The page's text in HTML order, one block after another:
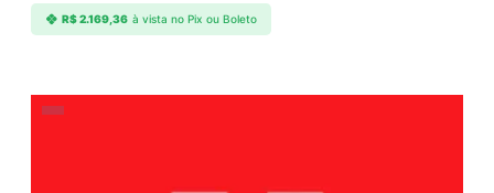
R$2.169,36 à vista no Pix ou Boleto